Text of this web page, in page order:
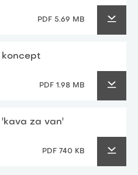
PDF 5.69 MB
koncept
PDF 1.98 MB
za van'
PDF 740 KB